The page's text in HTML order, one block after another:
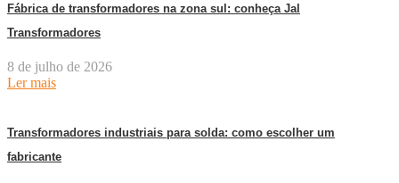
Fábrica de transformadores na zona sul: conheça Jal
Transformadores
8 de julho de 2026
Ler mais
Transformadores industriais para solda: como escolher um
fabricante